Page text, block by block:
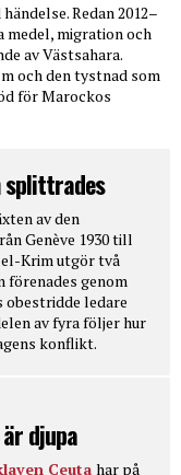
Redan 2012–
medel, migration och
av Västsahara.
och den tystnad som
för Marockos
splittrades
av den
Genève 1930 till
el-Krim utgör två
förenades genom
ledare
av fyra följer hur
konflikt.
djupa
Ceuta har på